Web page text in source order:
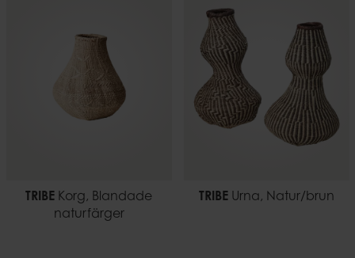
TRIBE Korg, Blandade
naturfärger
TRIBEUrna, Natur/brun